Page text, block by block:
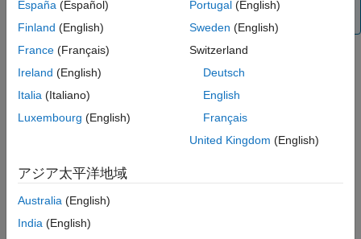
See Also
ar |arx|iv4
Topics
How useful was this information?
España (Español)
Finland (English)
France (Français)
Ireland (English)
Italia (Italiano)
Luxembourg (English)
Portugal(English)
Sweden (English)
Switzerland
Deutsch
English
Français
United Kingdom (English)
アジア太平洋地域
Australia (English)
India (English)